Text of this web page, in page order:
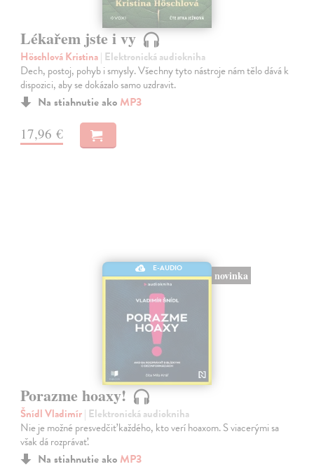
Lékařem jste i vy
Höschlová Kristina| Elektronická audiokniha
Dech, postoj, pohyb i smysly. Všechny tyto nástroje nám tělo dává k
dispozici, aby se dokázalo samo uzdravit.
Na stiahnutie ako MP3
17,96 €
E-AUDIO
novinka
Porazme hoaxy!
Šnídl Vladimír| Elektronická audiokniha
Nie je možné presvedčiť každého, kto verí hoaxom. S viacerými sa
však dá rozprávať.
Na stiahnutie ako MP3